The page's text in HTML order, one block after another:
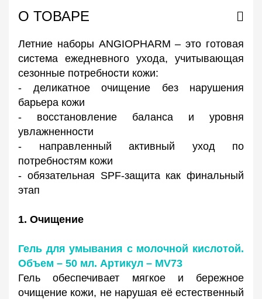
О ТОВАРЕ
Летние наборы ANGIOPHARM – это готовая
система ежедневного ухода, учитывающая
сезонные потребности кожи:
- деликатное очищение без нарушения
барьера кожи
- восстановление баланса и уровня
увлажненности
- направленный активный уход по
потребностям кожи
- обязательная SPF-защита как финальный
этап
1. Очищение
Гель для умывания с молочной кислотой.
Объем – 50 мл. Артикул – MV73
Гель обеспечивает мягкое и бережное
очищение кожи, не нарушая её естественный